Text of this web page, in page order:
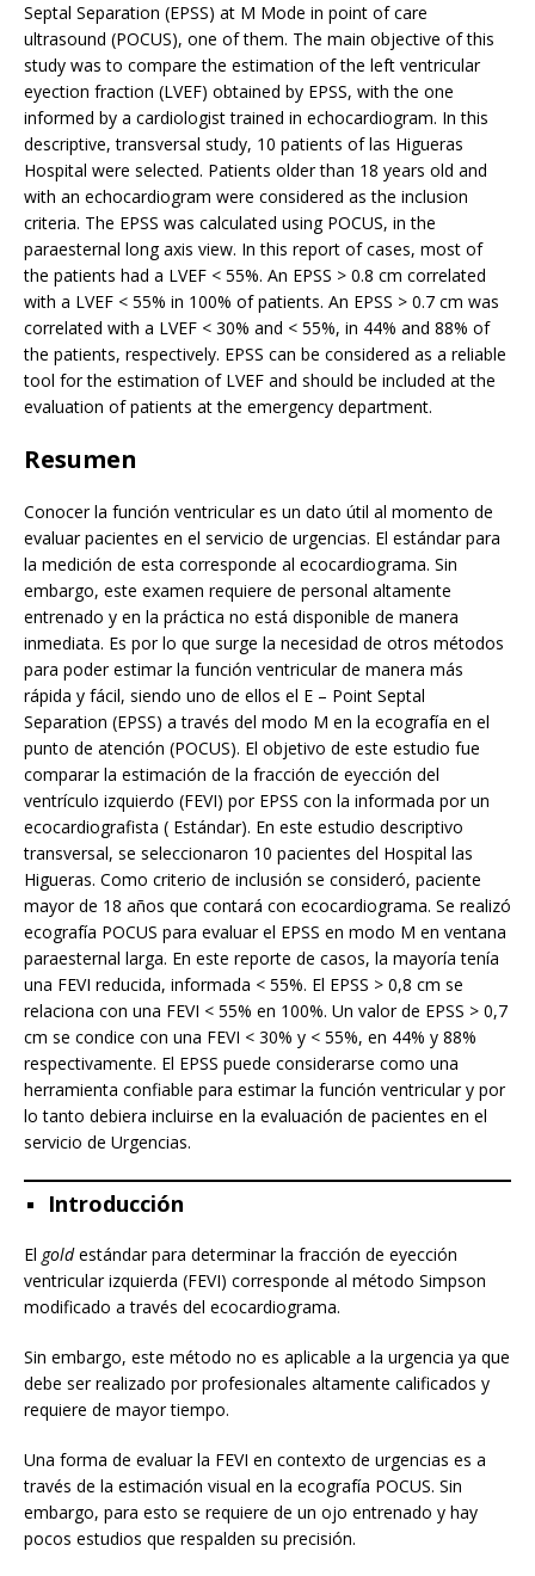
Septal Separation (EPSS) at M Mode in point of care
ultrasound (POCUS), one of them. The main objective of this
study was to compare the estimation of the left ventricular
eyection fraction (LVEF) obtained by EPSS, with the one
informed by a cardiologist trained in echocardiogram. In this
descriptive, transversal study, 10 patients of las Higueras
Hospital were selected. Patients older than 18 years old and
with an echocardiogram were considered as the inclusion
criteria. The EPSS was calculated using POCUS, in the
paraesternal long axis view. In this report of cases, most of
the patients had a LVEF < 55%. An EPSS > 0.8 cm correlated
with a LVEF < 55% in 100% of patients. An EPSS > 0.7 cm was
correlated with a LVEF < 30% and < 55%, in 44% and 88% of
the patients, respectively. EPSS can be considered as a reliable
tool for the estimation of LVEF and should be included at the
evaluation of patients at the emergency department.
Resumen
Conocer la función ventricular es un dato útil al momento de
evaluar pacientes en el servicio de urgencias. El estándar para
la medición de esta corresponde al ecocardiograma. Sin
embargo, este examen requiere de personal altamente
entrenado y en la práctica no está disponible de manera
inmediata. Es por lo que surge la necesidad de otros métodos
para poder estimar la función ventricular de manera más
rápida y fácil, siendo uno de ellos el E – Point Septal
Separation (EPSS) a través del modo M en la ecografía en el
punto de atención (POCUS). El objetivo de este estudio fue
comparar la estimación de la fracción de eyección del
ventrículo izquierdo (FEVI) por EPSS con la informada por un
ecocardiografista ( Estándar). En este estudio descriptivo
transversal, se seleccionaron 10 pacientes del Hospital las
Higueras. Como criterio de inclusión se consideró, paciente
mayor de 18 años que contará con ecocardiograma. Se realizó
ecografía POCUS para evaluar el EPSS en modo M en ventana
paraesternal larga. En este reporte de casos, la mayoría tenía
una FEVI reducida, informada < 55%. El EPSS > 0,8 cm se
relaciona con una FEVI < 55% en 100%. Un valor de EPSS > 0,7
cm se condice con una FEVI < 30% y < 55%, en 44% y 88%
respectivamente. El EPSS puede considerarse como una
herramienta confiable para estimar la función ventricular y por
lo tanto debiera incluirse en la evaluación de pacientes en el
servicio de Urgencias.
Introducción
El goldestándar para determinar la fracción de eyección
ventricular izquierda (FEVI) corresponde al método Simpson
modificado a través del ecocardiograma.
Sin embargo, este método no es aplicable a la urgencia ya que
debe ser realizado por profesionales altamente calificados y
requiere de mayor tiempo.
Una forma de evaluar la FEVI en contexto de urgencias es a
través de la estimación visual en la ecografía POCUS. Sin
embargo, para esto se requiere de un ojo entrenado y hay
pocos estudios que respalden su precisión.